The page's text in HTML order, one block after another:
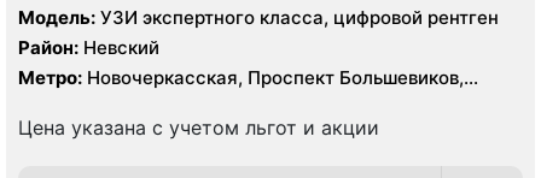
Модель: УЗИ экспертного класса, цифровой рентген
Район: Невский
Метро: Новочеркасская, Проспект Большевиков,
Цена указана с учетом льгот и акции